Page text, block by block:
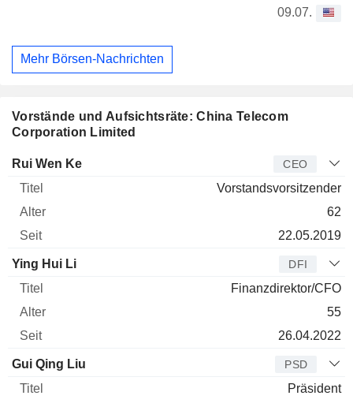
09.07.
Mehr Börsen-Nachrichten
Vorstände und Aufsichtsräte: China Telecom
Corporation Limited
Manager Titel
Rui Wen Ke CEO
Vorstandsvorsitzender
62
22.05.2019
Ying Hui Li DFI
Finanzdirektor/CFO
55
26.04.2022
Gui Qing Liu PSD
Präsident